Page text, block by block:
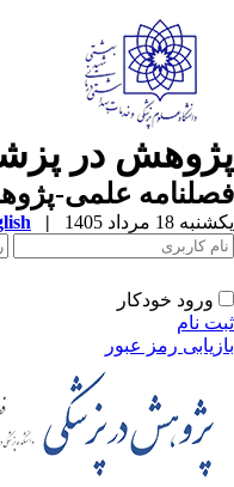
پژوهش در
فصلنامه علمی-
یکشنبه 18 مرداد 1405 |
ورود خودکار
ثبت نام
بازیابی رمز عبور